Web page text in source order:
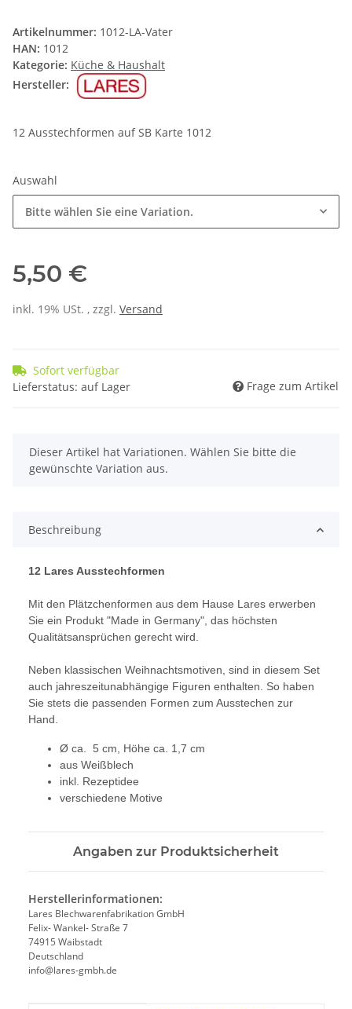
Artikelnummer: 1012-LA-Vater
HAN: 1012
Kategorie: Küche & Haushalt
Hersteller:
12 Ausstechformen auf SB Karte 1012
Auswahl
Bitte wählen Sie eine Variation.
5,50 €
inkl. 19% USt. , zzgl. Versand
Sofort verfügbar
Lieferstatus: auf Lager
Frage zum Artikel
x
Dieser Artikel hat Variationen. Wählen Sie bitte die
gewünschte Variation aus.
Beschreibung
12 Lares Ausstechformen
Mit den Plätzchenformen aus dem Hause Lares erwerben
Sie ein Produkt "Made in Germany", das höchsten
Qualitätsansprüchen gerecht wird.
Neben klassischen Weihnachtsmotiven, sind in diesem Set
auch jahreszeitunabhängige Figuren enthalten. So haben
Sie stets die passenden Formen zum Ausstechen zur
Hand.
Ø ca. 5 cm, Höhe ca. 1,7 cm
aus Weißblech
inkl. Rezeptidee
verschiedene Motive
Angaben zur Produktsicherheit
Herstellerinformationen:
Lares Blechwarenfabrikation GmbH
Felix- Wankel- Straße 7
74915 Waibstadt
Deutschland
info@lares-gmbh.de